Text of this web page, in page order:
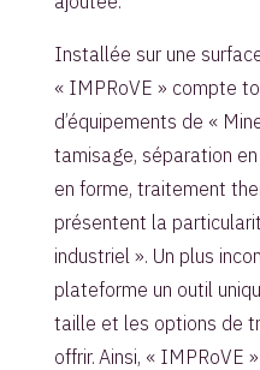
Installée sur une
« IMPRoVE » compte
d’équipements de «
tamisage, séparation
en forme, traitement
présentent la
industriel ». Un plus
plateforme un outil
taille et les options de
offrir. Ainsi, « IMPRoVE